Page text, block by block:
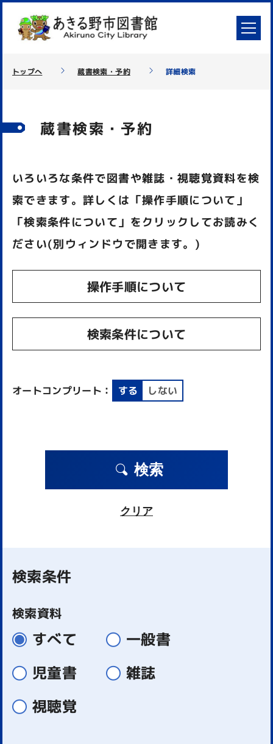
トップへ 蔵書検索・予約 詳細検索
蔵書検索・予約
いろいろな条件で図書や雑誌・視聴覚資料を検
索できます。詳しくは「操作手順について」
「検索条件について」をクリックしてお読みく
ださい(別ウィンドウで開きます。)
操作手順について
検索条件について
オートコンプリート： する しない
検索
クリア
検索条件
検索資料
すべて
一般書
児童書
雑誌
視聴覚